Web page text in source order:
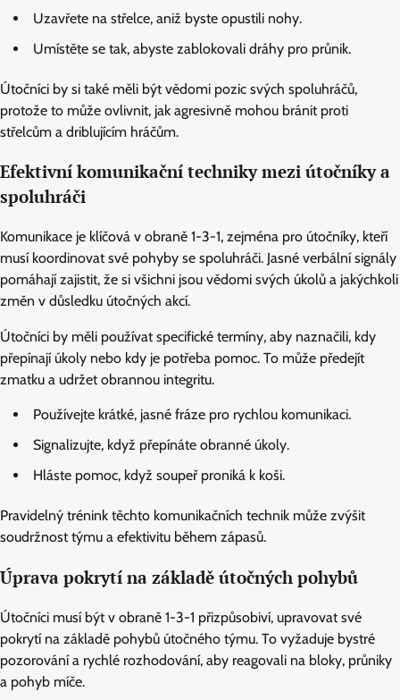
Uzavřete na střelce, aniž byste opustili nohy.
Umístěte se tak, abyste zablokovali dráhy pro průnik.
Útočníci by si také měli být vědomi pozic svých spoluhráčů,
protože to může ovlivnit, jak agresivně mohou bránit proti
střelcům a driblujícím hráčům.
Efektivní komunikační techniky mezi útočníky a
spoluhráči
Komunikace je klíčová v obraně 1-3-1, zejména pro útočníky, kteří
musí koordinovat své pohyby se spoluhráči. Jasné verbální signály
pomáhají zajistit, že si všichni jsou vědomi svých úkolů a jakýchkoli
změn v důsledku útočných akcí.
Útočníci by měli používat specifické termíny, aby naznačili, kdy
přepínají úkoly nebo kdy je potřeba pomoc. To může předejít
zmatku a udržet obrannou integritu.
Používejte krátké, jasné fráze pro rychlou komunikaci.
Signalizujte, když přepínáte obranné úkoly.
Hláste pomoc, když soupeř proniká k koši.
Pravidelný trénink těchto komunikačních technik může zvýšit
soudržnost týmu a efektivitu během zápasů.
Úprava pokrytí na základě útočných pohybů
Útočníci musí být v obraně 1-3-1 přizpůsobiví, upravovat své
pokrytí na základě pohybů útočného týmu. To vyžaduje bystré
pozorování a rychlé rozhodování, aby reagovali na bloky, průniky
a pohyb míče.